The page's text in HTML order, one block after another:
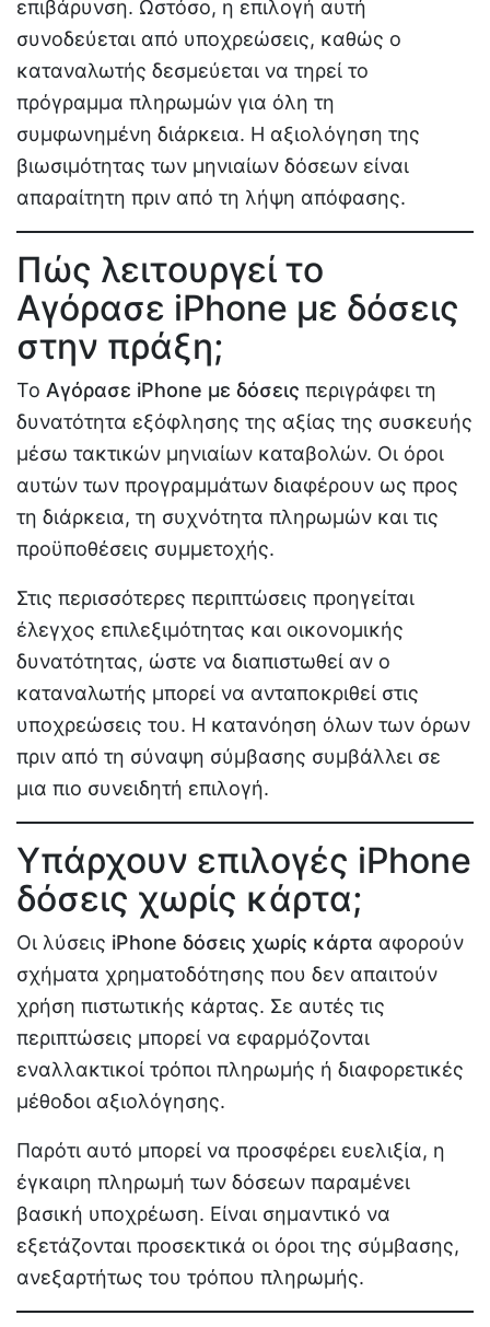
επιβάρυνση. Ωστόσο, η επιλογή αυτή
συνοδεύεται από υποχρεώσεις, καθώς ο
καταναλωτής δεσμεύεται να τηρεί το
πρόγραμμα πληρωμών για όλη τη
συμφωνημένη διάρκεια. Η αξιολόγηση της
βιωσιμότητας των μηνιαίων δόσεων είναι
απαραίτητη πριν από τη λήψη απόφασης.
Πώς λειτουργεί το
Αγόρασε iPhone με δόσεις
στην πράξη;
Το Αγόρασε iPhone με δόσεις περιγράφει τη
δυνατότητα εξόφλησης της αξίας της συσκευής
μέσω τακτικών μηνιαίων καταβολών. Οι όροι
αυτών των προγραμμάτων διαφέρουν ως προς
τη διάρκεια, τη συχνότητα πληρωμών και τις
προϋποθέσεις συμμετοχής.
Στις περισσότερες περιπτώσεις προηγείται
έλεγχος επιλεξιμότητας και οικονομικής
δυνατότητας, ώστε να διαπιστωθεί αν ο
καταναλωτής μπορεί να ανταποκριθεί στις
υποχρεώσεις του. Η κατανόηση όλων των όρων
πριν από τη σύναψη σύμβασης συμβάλλει σε
μια πιο συνειδητή επιλογή.
Υπάρχουν επιλογές iPhone
δόσεις χωρίς κάρτα;
Οι λύσεις iPhone δόσεις χωρίς κάρτα αφορούν
σχήματα χρηματοδότησης που δεν απαιτούν
χρήση πιστωτικής κάρτας. Σε αυτές τις
περιπτώσεις μπορεί να εφαρμόζονται
εναλλακτικοί τρόποι πληρωμής ή διαφορετικές
μέθοδοι αξιολόγησης.
Παρότι αυτό μπορεί να προσφέρει ευελιξία, η
έγκαιρη πληρωμή των δόσεων παραμένει
βασική υποχρέωση. Είναι σημαντικό να
εξετάζονται προσεκτικά οι όροι της σύμβασης,
ανεξαρτήτως του τρόπου πληρωμής.